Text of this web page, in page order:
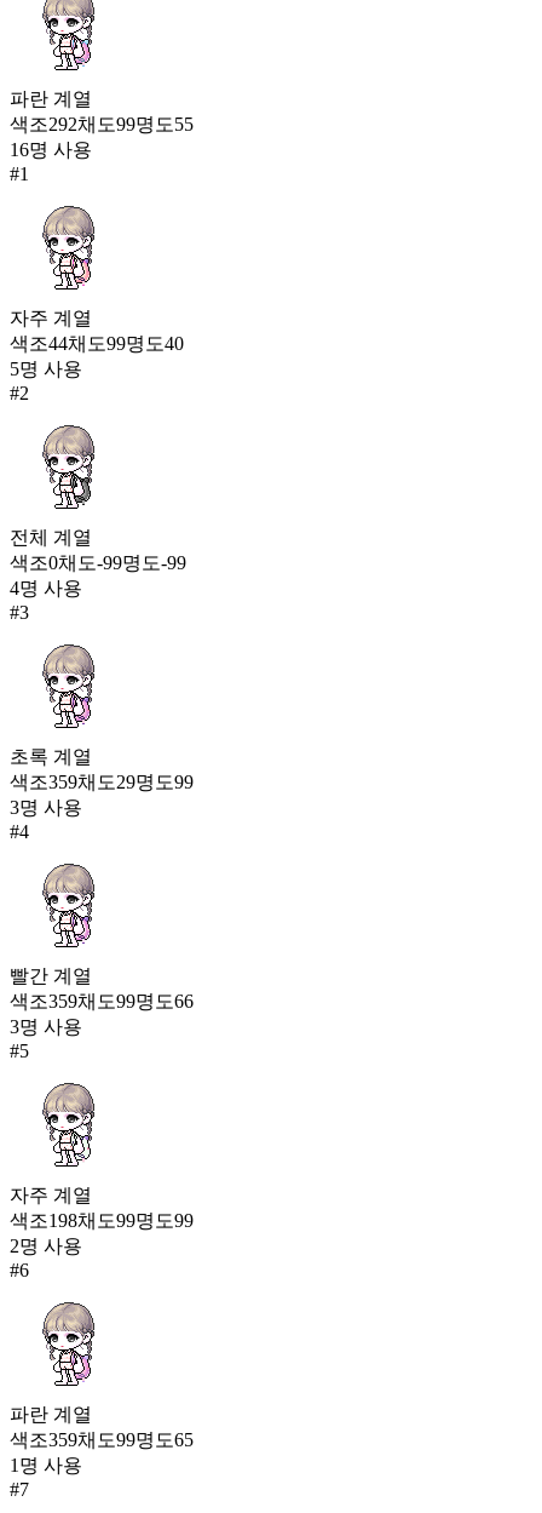
1,693
핑크빈 백팩
1,692
41
1,670
리본 컨페티
1,663
43
스플래시 슬링백
1,599
도원향
1,537
프룻 리프
1,526
46
와글와글 미니 몬스터 어택
1,510
파란 계열
색조292채도99명도55
16명 사용
#1
자주 계열
색조44채도99명도40
5명 사용
#2
전체 계열
색조0채도-99명도-99
4명 사용
#3
초록 계열
색조359채도29명도99
3명 사용
#4
빨간 계열
색조359채도99명도66
3명 사용
#5
자주 계열
색조198채도99명도99
2명 사용
#6
파란 계열
색조359채도99명도65
1 명 사용
#7